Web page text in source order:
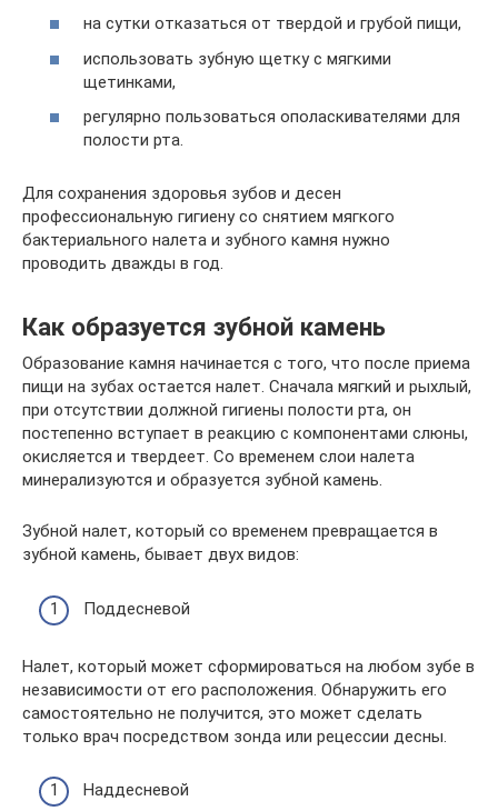
на сутки отказаться от твердой и грубой пищи,
использовать зубную щетку с мягкими
щетинками,
регулярно пользоваться ополаскивателями для
полости рта.
Для сохранения здоровья зубов и десен
профессиональную гигиену со снятием мягкого
бактериального налета и зубного камня нужно
проводить дважды в год.
Как образуется зубной камень
Образование камня начинается с того, что после приема
пищи на зубах остается налет. Сначала мягкий и рыхлый,
при отсутствии должной гигиены полости рта, он
постепенно вступает в реакцию с компонентами слюны,
окисляется и твердеет. Со временем слои налета
минерализуются и образуется зубной камень.
Зубной налет, который со временем превращается в
зубной камень, бывает двух видов:
Поддесневой
Налет, который может сформироваться на любом зубе в
независимости от его расположения. Обнаружить его
самостоятельно не получится, это может сделать
только врач посредством зонда или рецессии десны.
Наддесневой